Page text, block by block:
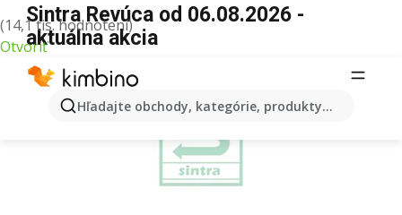
(14,1 tis. hodnotení)
Otvoriť
Hľadajte obchody, kategórie, produkty...
Sintra Revúca od 06.08.2026 -
aktuálna akcia